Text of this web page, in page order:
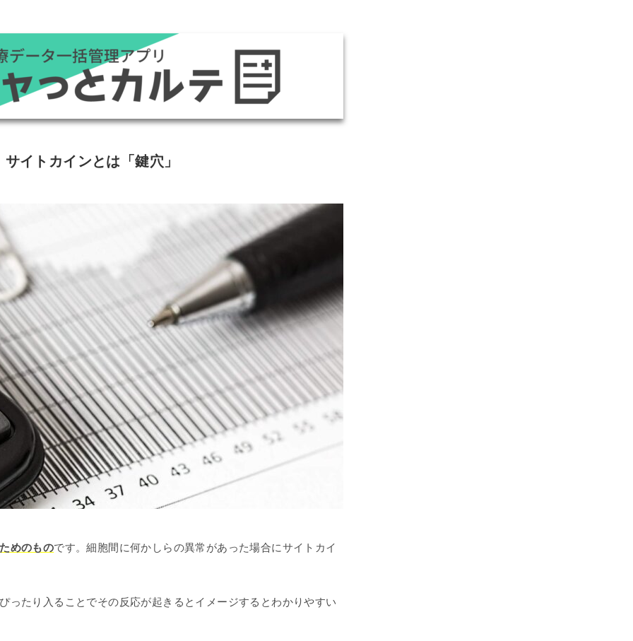
イトカインとは「鍵穴」
めのものです。細胞間に何かしらの異常があった場合にサイトカイ
ったり入ることでその反応が起きるとイメージするとわかりやすい